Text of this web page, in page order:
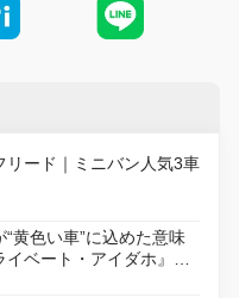
リード｜ミニバン人気3車
黄色い車”に込めた意味
ベート・アイダホ』が
で復活